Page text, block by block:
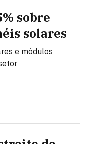
sobre
solares
e módulos